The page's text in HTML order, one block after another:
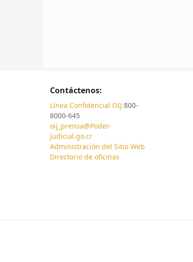
Contáctenos:
Línea Confidencial OIJ:800-
8000-645
oij_prensa@Poder-
Judicial.go.cr
Administración del Sitio Web
Directorio de oficinas